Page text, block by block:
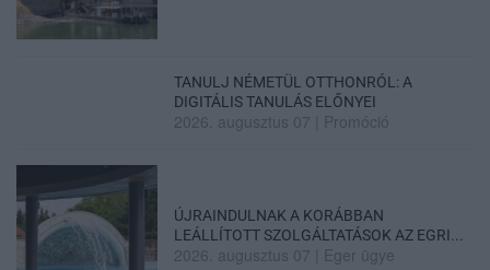
TANULJ NÉMETÜL OTTHONRÓL: A
DIGITÁLIS TANULÁS ELŐNYEI
2026. augusztus 07 Promóció
ÚJRAINDULNAK A KORÁBBAN
LEÁLLÍTOTT SZOLGÁLTATÁSOK AZ EGRI...
2026. augusztus 07 Eger ügye